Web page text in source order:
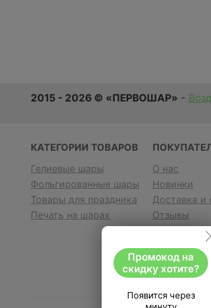
2015 - 2026 © «ПЕРВОШАР» -
КАТЕГОРИИ ТОВАРОВ
Гелиевые шары
Фольгированные шары
Товары для праздника
Печать на шарах
О нас
Новинки
Доставка и
Отзывы
Гарантия и
Договор
Промокод на
скидку хотите?
Появится через